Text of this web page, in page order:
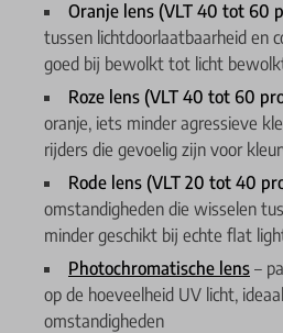
Oranje lens (VLT 40 tot 60
tussen lichtdoorlaatbaarheid en
goed bij bewolkt tot licht
Roze lens (VLT 40 tot 60
oranje, iets minder agressieve
rijders die gevoelig zijn voor
Rode lens (VLT 20 tot 40
omstandigheden die wisselen
minder geschikt bij echte flat
Photochromatische lens –
op de hoeveelheid UV licht,
omstandigheden